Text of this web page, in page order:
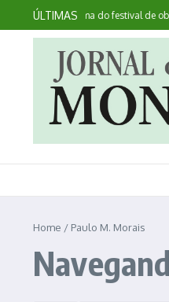
Ir para o conteúdo
ÚLTIMAS
programa do festival de
Home / Paulo M. Morais